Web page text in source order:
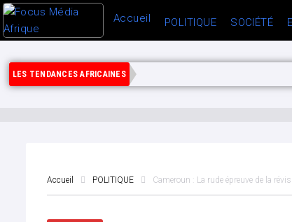
Accueil POLITIQUE SOCIÉTÉ
LES TENDANCES AFRICAINES
Accueil POLITIQUE Cameroun : La rude épreuve de la